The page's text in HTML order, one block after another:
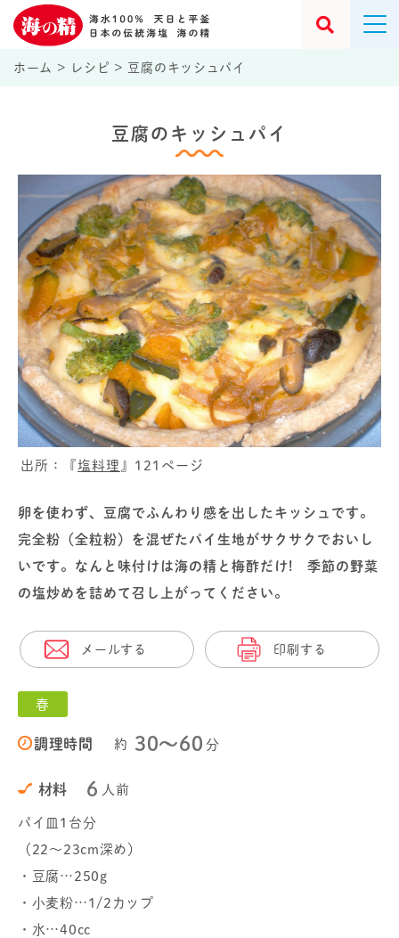
ホーム > レシピ > 豆腐のキッシュパイ
豆腐のキッシュパイ
出所：『塩料理 』121ページ
卵を使わず、豆腐でふんわり感を出したキッシュです。
完全粉（全粒粉）を混ぜたパイ生地がサクサクでおいし
いです。なんと味付けは海の精と梅酢だけ! 季節の野菜
の塩炒めを詰めて召し上がってください。
メールする 印刷する
春
調理時間 約 30〜60 分
材料 6 人前
パイ皿1台分
（22～23cm深め）
・豆腐…250g
・小麦粉…1/2カップ
・水…40cc